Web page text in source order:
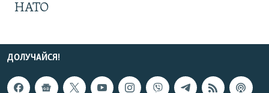
НАТО
ДОЛУЧАЙСЯ!